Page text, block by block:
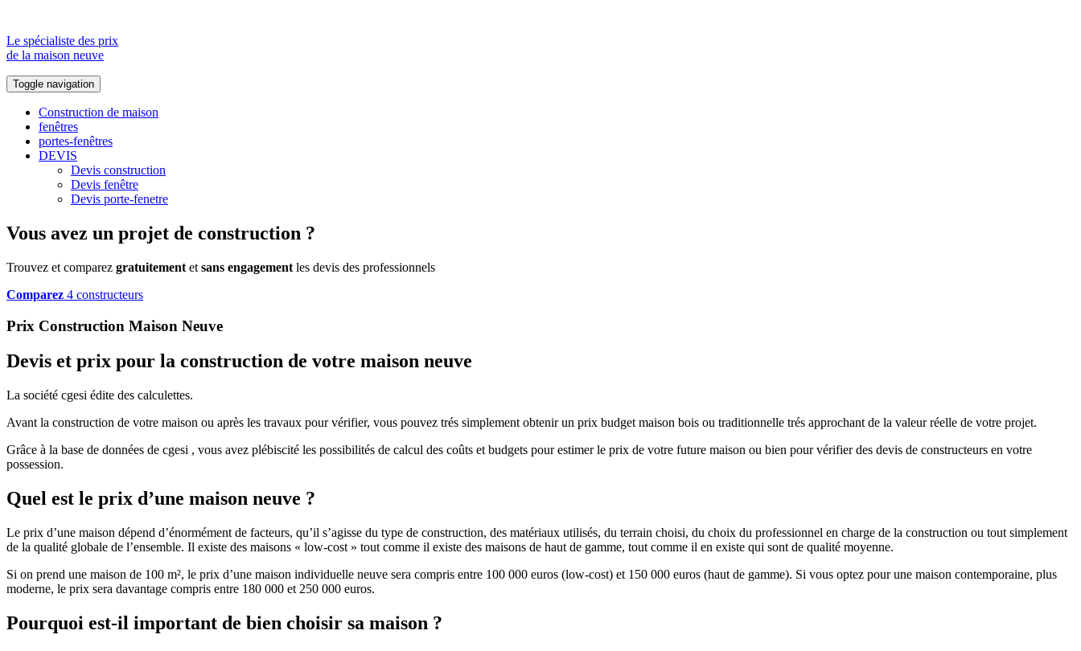
Le spécialiste des prix
de la maison neuve
Toggle navigation
Construction de maison
fenêtres
portes-fenêtres
DEVIS
Devis construction
Devis fenêtre
Devis porte-fenetre
Vous avez un projet de construction ?
Trouvez et comparez gratuitement et sans engagement les devis des professionnels
Comparez 4 constructeurs
Prix Construction Maison Neuve
Devis et prix pour la construction de votre maison neuve
La société cgesi édite des calculettes.
Avant la construction de votre maison ou après les travaux pour vérifier, vous pouvez trés simplement obtenir un prix budget maison bois ou traditionnelle trés approchant de la valeur réelle de votre projet.
Grâce à la base de données de cgesi , vous avez plébiscité les possibilités de calcul des coûts et budgets pour estimer le prix de votre future maison ou bien pour vérifier des devis de constructeurs en votre
possession.
Quel est le prix d’une maison neuve ?
Le prix d’une maison dépend d’énormément de facteurs, qu’il s’agisse du type de construction, des matériaux utilisés, du terrain choisi, du choix du professionnel en charge de la construction ou tout simplement
de la qualité globale de l’ensemble. Il existe des maisons « low-cost » tout comme il existe des maisons de haut de gamme, tout comme il en existe qui sont de qualité moyenne.
Si on prend une maison de 100 m², le prix d’une maison individuelle neuve sera compris entre 100 000 euros (low-cost) et 150 000 euros (haut de gamme). Si vous optez pour une maison contemporaine, plus
moderne, le prix sera davantage compris entre 180 000 et 250 000 euros.
Pourquoi est-il important de bien choisir sa maison ?